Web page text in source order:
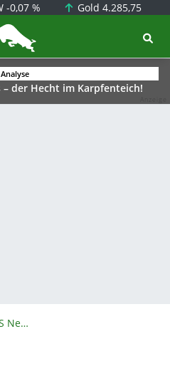
-0,07 % Gold4.285,75
– der Hecht im Karpfenteich!
EQS News